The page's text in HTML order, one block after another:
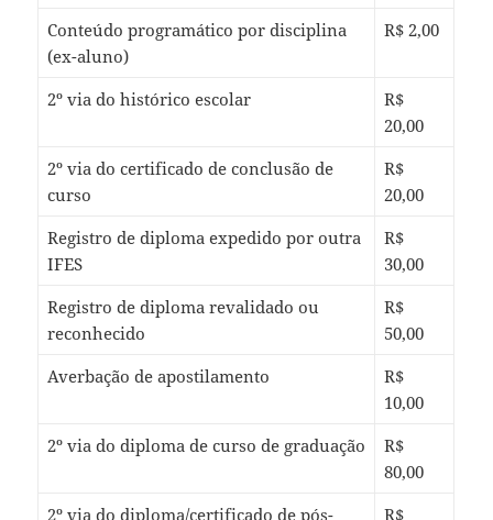
Conteúdo programático por disciplina
(ex-aluno)
R$ 2,00
2º via do histórico escolar
R$
20,00
2º via do certificado de conclusão de
curso
R$
20,00
Registro de diploma expedido por outra
IFES
R$
30,00
Registro de diploma revalidado ou
reconhecido
R$
50,00
Averbação de apostilamento
R$
10,00
2º via do diploma de curso de graduação
R$
80,00
2º via do diploma/certificado de pós-
R$